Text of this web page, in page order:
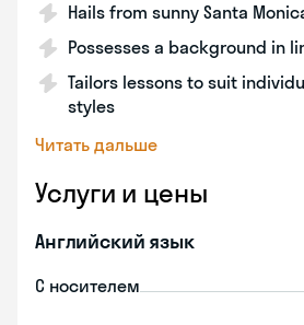
Hails from sunny Santa
Possesses a background in
Tailors lessons to suit
styles
Читать дальше
Услуги и цены
Английский язык
С носителем